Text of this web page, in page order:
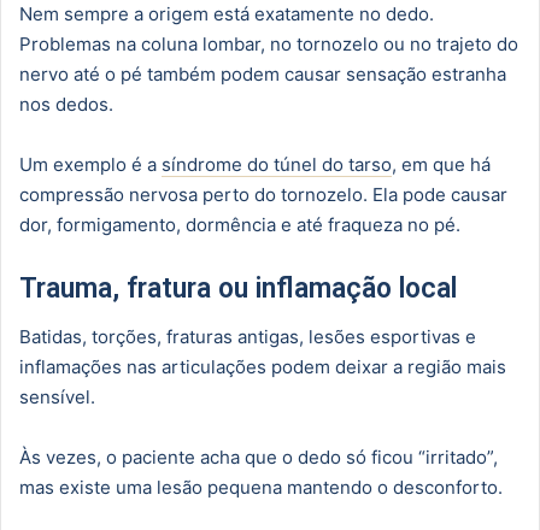
Nem sempre a origem está exatamente no dedo.
Problemas na coluna lombar, no tornozelo ou no trajeto do
nervo até o pé também podem causar sensação estranha
nos dedos.
Um exemplo é a síndrome do túnel do tarso, em que há
compressão nervosa perto do tornozelo. Ela pode causar
dor, formigamento, dormência e até fraqueza no pé.
Trauma, fratura ou inflamação local
Batidas, torções, fraturas antigas, lesões esportivas e
inflamações nas articulações podem deixar a região mais
sensível.
Às vezes, o paciente acha que o dedo só ficou “irritado”,
mas existe uma lesão pequena mantendo o desconforto.